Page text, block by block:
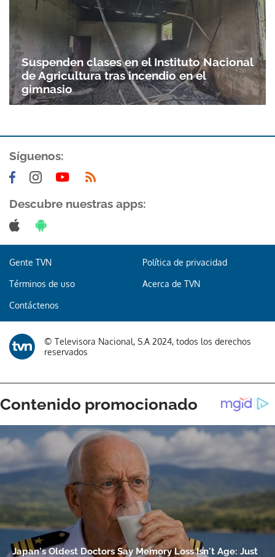
Suspenden clases en el Instituto Nacional
de Agricultura tras incendio en el
gimnasio
Síguenos:
Descubre nuestras apps:
Gente TVN Política de privacidad
Términos de uso Acerca de TVN
Contáctenos
© Televisora Nacional, S.A 2024, todos los derechos
reservados